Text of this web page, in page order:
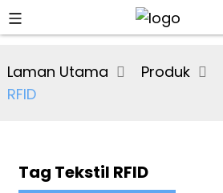
Laman Utama Produk
RFID
Tag Tekstil RFID